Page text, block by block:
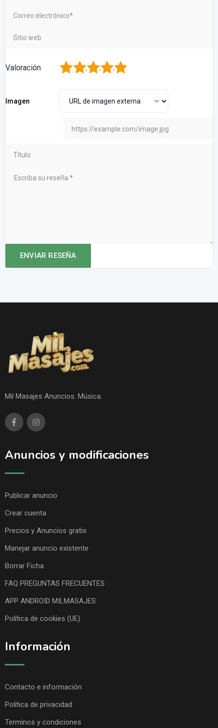
Valoración 5
4
3
2
Imagen
Mil Masajes Anuncios. Música.
Anuncios y modificaciones
Publicar anuncio
Crear cuenta
Precios y Anuncios gratis
Manejar anuncio existente
Borrar Ficha
FAQ PREGUNTAS FRECUENTES
APP ANDROID MILMASAJES
Política de cookies (UE)
Información
Contacto e información
Política de privacidad
Terminos y condiciones